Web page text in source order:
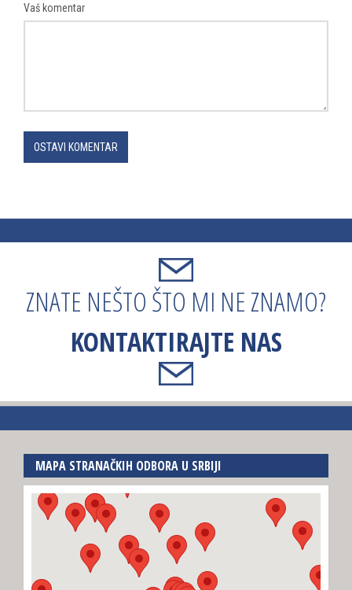
Vaš komentar
OSTAVI KOMENTAR
ZNATE NEŠTO ŠTO MI NE ZNAMO?
KONTAKTIRAJTE NAS
MAPA STRANAČKIH ODBORA U SRBIJI